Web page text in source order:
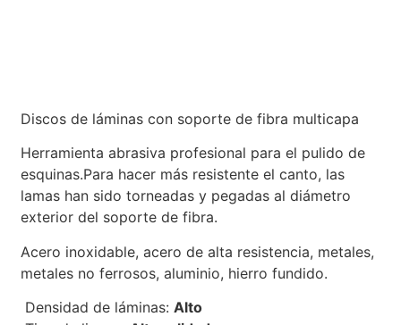
Discos de láminas con soporte de fibra multicapa
Herramienta abrasiva profesional para el pulido de
esquinas.Para hacer más resistente el canto, las
lamas han sido torneadas y pegadas al diámetro
exterior del soporte de fibra.
Acero inoxidable, acero de alta resistencia, metales,
metales no ferrosos, aluminio, hierro fundido.
Densidad de láminas:Alto